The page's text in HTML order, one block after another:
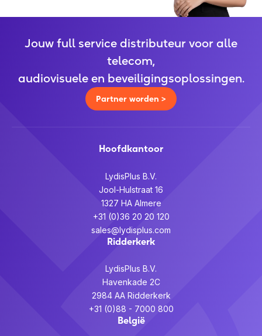
Jouw full service distributeur voor alle
telecom,
audiovisuele en beveiligingsoplossingen.
Partner worden >
Hoofdkantoor
LydisPlus B.V.
Jool-Hulstraat 16
1327 HA Almere
+31 (0)36 20 20 120
sales@lydisplus.com
Ridderkerk
LydisPlus B.V.
Havenkade 2C
2984 AA Ridderkerk
+31 (0)88 - 7000 800
België